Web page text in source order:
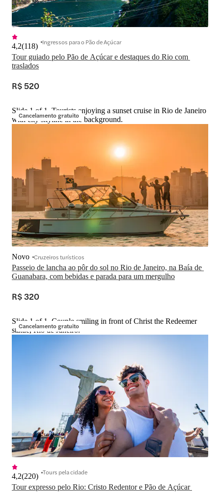
Tour guiado pelo Pão de Açúcar e destaques do Rio com
traslados
4,2(118) Ingressos para o Pão de Açúcar
R$ 520
Cancelamento gratuito
Slide 1 of 1, Tourists enjoying a sunset cruise in Rio de Janeiro
with city skyline in the background.
Passeio de lancha ao pôr do sol no Rio de Janeiro, na Baía de
Guanabara, com bebidas e parada para um mergulho
Novo Cruzeiros turísticos
R$ 320
Cancelamento gratuito
Slide 1 of 1, Couple smiling in front of Christ the Redeemer
statue, Rio de Janeiro.
Tour expresso pelo Rio: Cristo Redentor e Pão de Açúcar
4,2(220) Tours pela cidade